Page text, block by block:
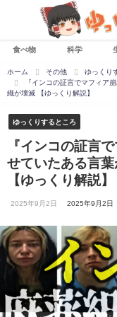
食べ物 科学
ホーム その他
ゆっくり
『インコの証言でマフィア
織が壊滅 【ゆっくり解説】
ゆっくりするところ
『インコの証言
せていたある言
【ゆっくり解説】
2025年9月2日 2025年9月2日